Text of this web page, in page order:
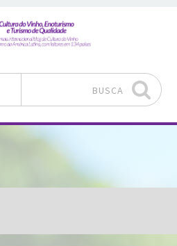
BUSCA